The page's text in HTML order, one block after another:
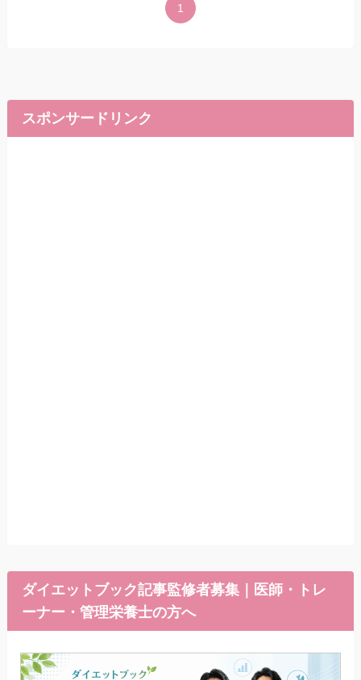
1
スポンサードリンク
ダイエットブック記事監修者募集｜医師・トレ
ーナー・管理栄養士の方へ